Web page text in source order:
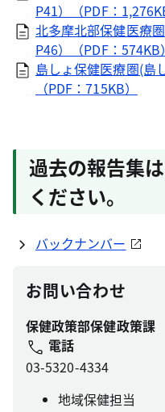
P41）（PDF：
北多摩北部保健医療
P46）（PDF：574KB）
島しょ保健医療圏(島
（PDF：715KB）
過去の報告集
ください。
バックナンバー
お問い合わせ
保健政策部保健政策課
電話
03-5320-4334
地域保健担当